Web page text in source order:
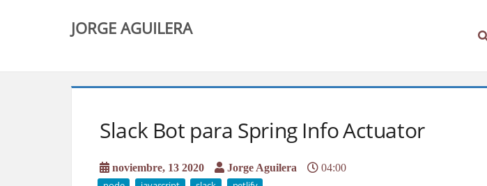
JORGE AGUILERA
Slack Bot para Spring Info Actuator
noviembre, 13 2020 Jorge Aguilera 04:00